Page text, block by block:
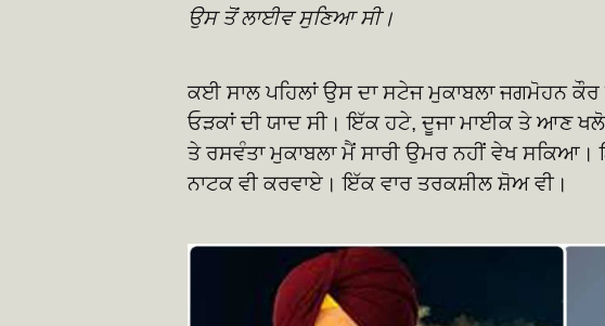
ਉਸ ਤੋਂ ਲਾਈਵ ਸੁਣਿਆ ਸੀ।
ਕਈ ਸਾਲ ਪਹਿਲਾਂ ਉਸ ਦਾ ਸਟੇਜ ਮੁਕਾਬਲਾ ਜਗਮੋਹਨ
ਓੜਕਾਂ ਦੀ ਯਾਦ ਸੀ। ਇੱਕ ਹਟੇ, ਦੂਜਾ ਮਾਈਕ ਤੇ ਆਣ
ਤੇ ਰਸਵੰਤਾ ਮੁਕਾਬਲਾ ਮੈਂ ਸਾਰੀ ਉਮਰ ਨਹੀਂ ਵੇਖ ਸਕਿਆ।
ਨਾਟਕ ਵੀ ਕਰਵਾਏ। ਇੱਕ ਵਾਰ ਤਰਕਸ਼ੀਲ ਸ਼ੋਅ ਵੀ।